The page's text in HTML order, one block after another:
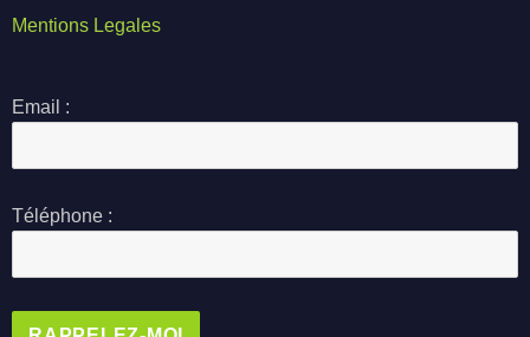
Mentions Legales
Email :
Téléphone :